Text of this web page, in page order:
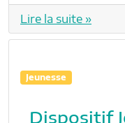
Lire la suite »
Jeunesse
Dispositif